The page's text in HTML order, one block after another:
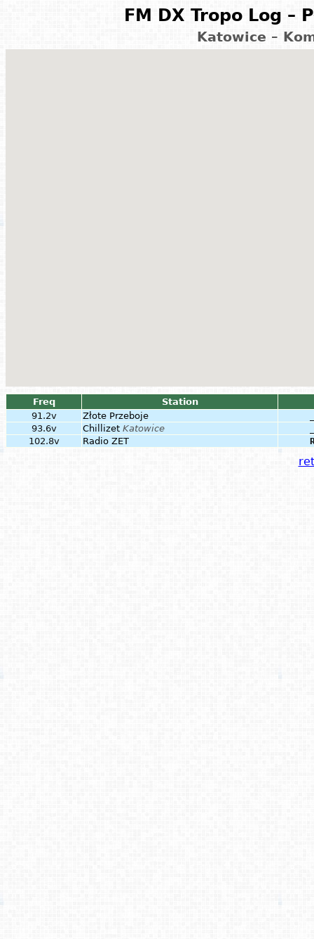
FM DX Tropo Log –
Katowice –
Freq
Station
91.2v
Złote Przeboje
93.6v
Chillizet Katowice
102.8v
Radio ZET